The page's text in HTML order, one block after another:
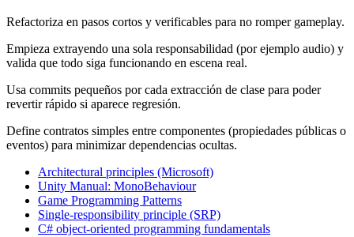
Refactoriza en pasos cortos y verificables para no romper gameplay.
Empieza extrayendo una sola responsabilidad (por ejemplo audio) y
valida que todo siga funcionando en escena real.
Usa commits pequeños por cada extracción de clase para poder
revertir rápido si aparece regresión.
Define contratos simples entre componentes (propiedades públicas o
eventos) para minimizar dependencias ocultas.
Architectural principles (Microsoft)
Unity Manual: MonoBehaviour
Game Programming Patterns
Single-responsibility principle (SRP)
C# object-oriented programming fundamentals